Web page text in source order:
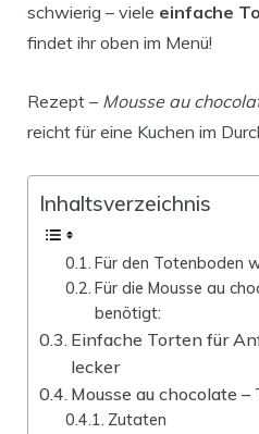
schwierig – viele einfache
findet ihr oben im Menü!
Rezept – Mousse au
reicht für eine Kuchen im
Inhaltsverzeichnis
Für den Totenboden
Für die Mousse au
benötigt:
Einfache Torten für
lecker
Mousse au chocolate –
Zutaten